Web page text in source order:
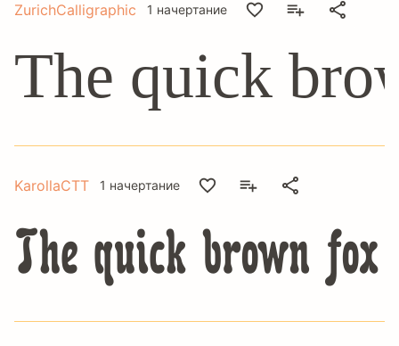
ZurichCalligraphic 1 начертание
The quick
KarollaCTT 1 начертание
The quick brown